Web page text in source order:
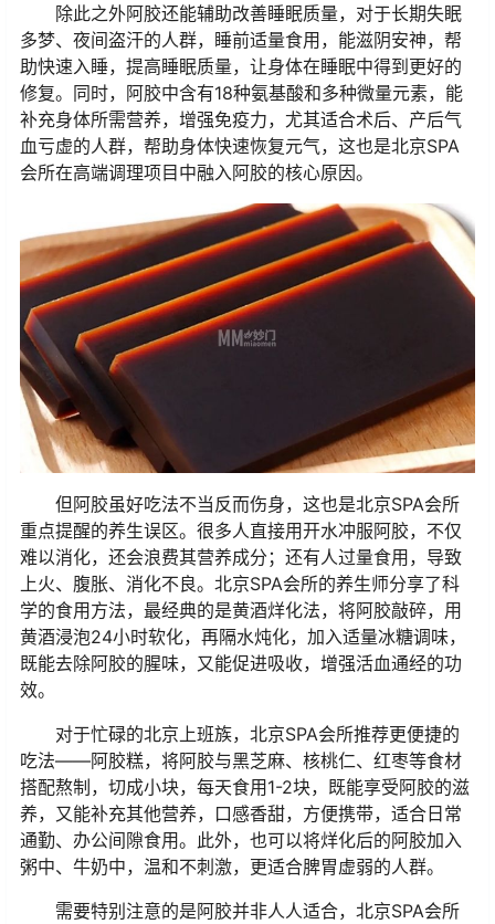
除此之外阿胶还能辅助改善睡眠质量，对于长期失眠
多梦、夜间盗汗的人群，睡前适量食用，能滋阴安神，帮
助快速入睡，提高睡眠质量，让身体在睡眠中得到更好的
修复。同时，阿胶中含有18种氨基酸和多种微量元素，能
补充身体所需营养，增强免疫力，尤其适合术后、产后气
血亏虚的人群，帮助身体快速恢复元气，这也是北京SPA
会所在高端调理项目中融入阿胶的核心原因。
但阿胶虽好吃法不当反而伤身，这也是北京SPA会所
重点提醒的养生误区。很多人直接用开水冲服阿胶，不仅
难以消化，还会浪费其营养成分；还有人过量食用，导致
上火、腹胀、消化不良。北京SPA会所的养生师分享了科
学的食用方法，最经典的是黄酒烊化法，将阿胶敲碎，用
黄酒浸泡24小时软化，再隔水炖化，加入适量冰糖调味，
既能去除阿胶的腥味，又能促进吸收，增强活血通经的功
效。
对于忙碌的北京上班族，北京SPA会所推荐更便捷的
吃法——阿胶糕，将阿胶与黑芝麻、核桃仁、红枣等食材
搭配熬制，切成小块，每天食用1-2块，既能享受阿胶的滋
养，又能补充其他营养，口感香甜，方便携带，适合日常
通勤、办公间隙食用。此外，也可以将烊化后的阿胶加入
粥中、牛奶中，温和不刺激，更适合脾胃虚弱的人群。
需要特别注意的是阿胶并非人人适合，北京SPA会所